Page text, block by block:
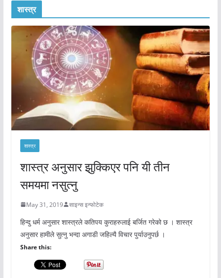
शास्त्र
शास्त्र
शास्त्र अनुसार झुक्किएर पनि यी तीन
समयमा नसुत्नु
May 31, 2019 साइन्स इन्फोटेक
हिन्दु धर्म अनुसार शास्त्रले कतिपय कुराहरुलाई बर्जित गरेको छ । शास्त्र
अनुसार हामीले सुत्नु भन्दा अगाडी जहिल्यै विचार पुर्याउनुपर्छ ।
Share this: